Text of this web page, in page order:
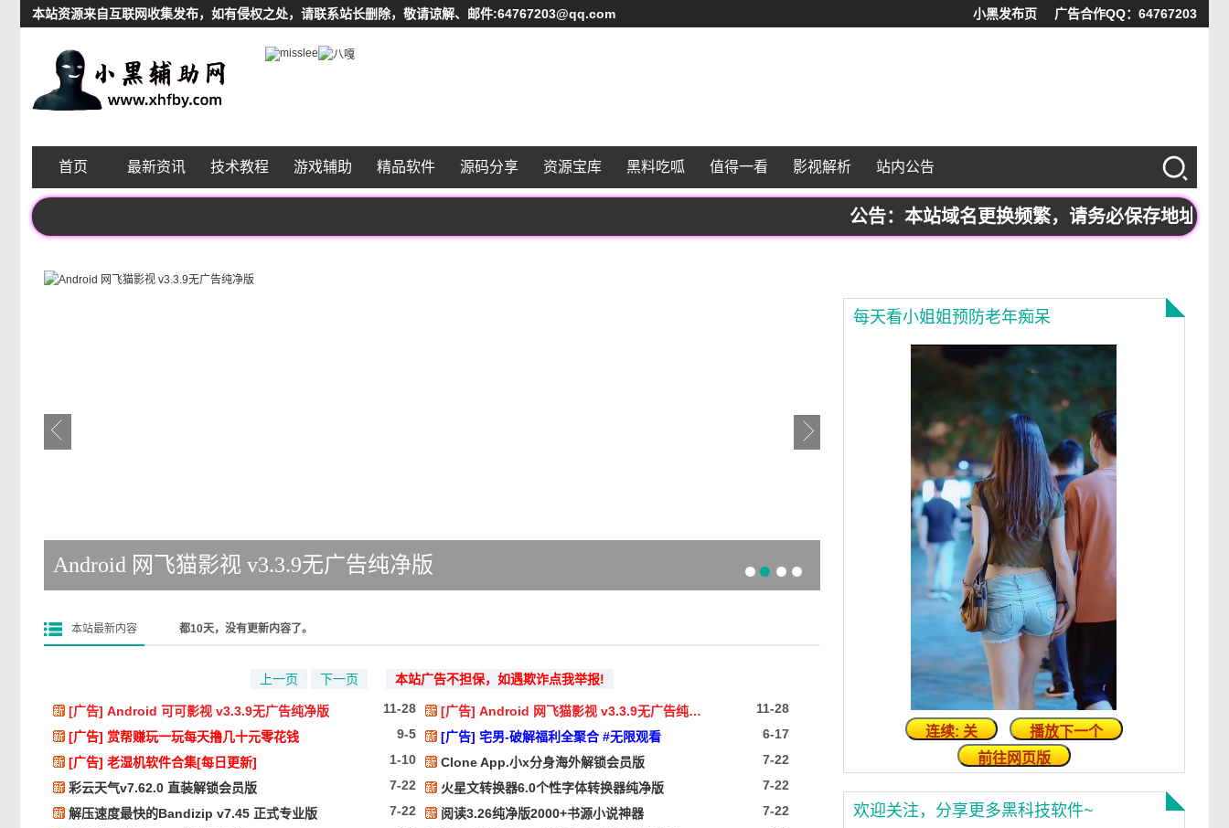
本站资源来自互联网收集发布，如有侵权之处，请联系站长删除，敬请谅解、邮件:64767203@qq.com 小黑发布页 广告合作QQ：64767203
首页 最新资讯 技术教程 游戏辅助 精品软件 源码分享 资源宝库 黑料吃呱 值得一看 影视解析 站内公告
公告：本站域名更换频繁，请务必保存地址发布
Android 网飞猫影视 v3.3.9无广告纯净版
本站最新内容 都10天，没有更新内容了。
上一页 下一页 本站广告不担保，如遇欺诈点我举报!
[广告] Android 可可影视 v3.3.9无广告纯净版 11-28 [广告]Android 网飞猫影视 v3.3.9无广告纯净版
11-28
[广告] 赏帮赚玩一玩每天撸几十元零花钱 9-5 [广告]宅男-破解福利全聚合 #无限观看
6-17
[广告] 老湿机软件合集[每日更新] 1-10 Clone App.小x分身海外解锁会员版
7-22
彩云天气v7.62.0 直装解锁会员版
7-22 火星文转换器6.0个性字体转换器纯净版
7-22
解压速度最快的Bandizip v7.45 正式专业版
7-22 阅读3.26纯净版2000+书源小说神器
7-22
每天看小姐姐预防老年痴呆
连续: 关
播放下一个
前往网页版
欢迎关注，分享更多黑科技软件~